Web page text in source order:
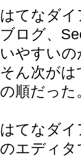
はてなダ
ブログ、
いやすい
そん次が
の順だった
はてなダ
のエディ